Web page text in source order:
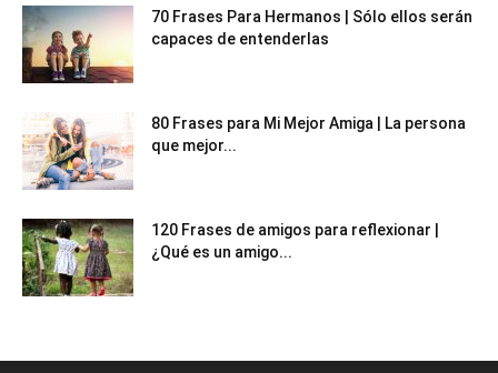
70 Frases Para Hermanos | Sólo ellos serán
capaces de entenderlas
80 Frases para Mi Mejor Amiga | La persona
que mejor...
120 Frases de amigos para reflexionar |
¿Qué es un amigo...